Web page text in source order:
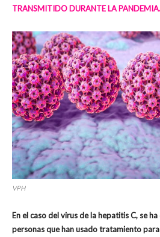
TRANSMITIDO DURANTE LA PANDEMIA.
VPH
En el caso del virus de la hepatitis C, se
personas que han usado tratamiento